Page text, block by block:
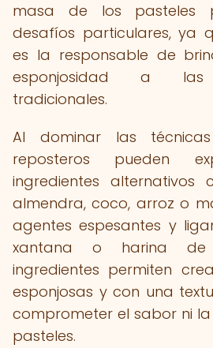
masa de los pasteles
desafíos particulares, ya
es la responsable de
esponjosidad a las
tradicionales.
Al dominar las
reposteros pueden
ingredientes alternativos
almendra, coco, arroz o
agentes espesantes y
xantana o harina de
ingredientes permiten
esponjosas y con una
comprometer el sabor ni
pasteles.